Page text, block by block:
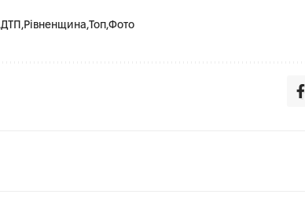
ДТП Рівненщина ТопФото